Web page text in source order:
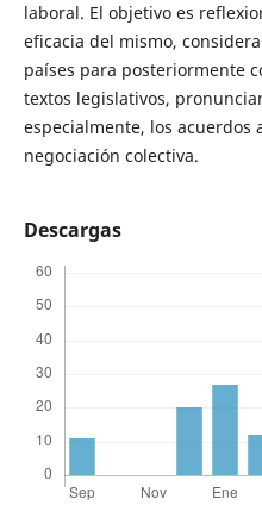
laboral. El objetivo es
eficacia del mismo,
países para posteriormente
textos legislativos,
especialmente, los acuerdos
negociación colectiva.
Descargas